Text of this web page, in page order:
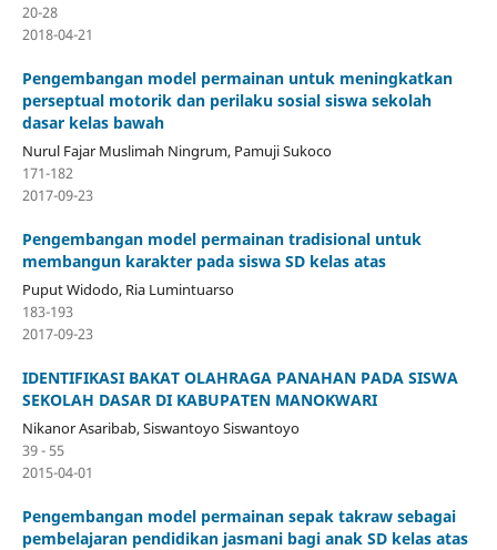
20-28
2018-04-21
Pengembangan model permainan untuk meningkatkan
perseptual motorik dan perilaku sosial siswa sekolah
dasar kelas bawah
Nurul Fajar Muslimah Ningrum, Pamuji Sukoco
171-182
2017-09-23
Pengembangan model permainan tradisional untuk
membangun karakter pada siswa SD kelas atas
Puput Widodo, Ria Lumintuarso
183-193
2017-09-23
IDENTIFIKASI BAKAT OLAHRAGA PANAHAN PADA SISWA
SEKOLAH DASAR DI KABUPATEN MANOKWARI
Nikanor Asaribab, Siswantoyo Siswantoyo
39 - 55
2015-04-01
Pengembangan model permainan sepak takraw sebagai
pembelajaran pendidikan jasmani bagi anak SD kelas atas